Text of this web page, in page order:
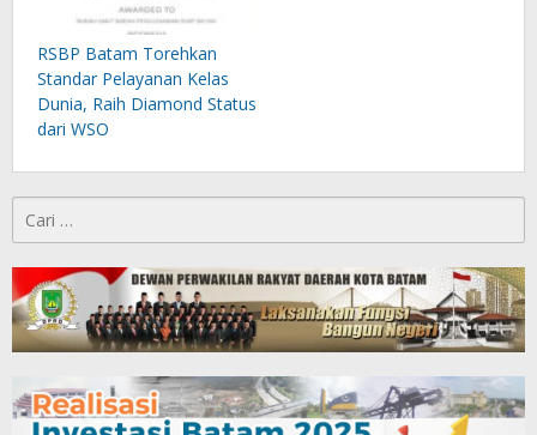
RSBP Batam Torehkan
Standar Pelayanan Kelas
Dunia, Raih Diamond Status
dari WSO
untuk: